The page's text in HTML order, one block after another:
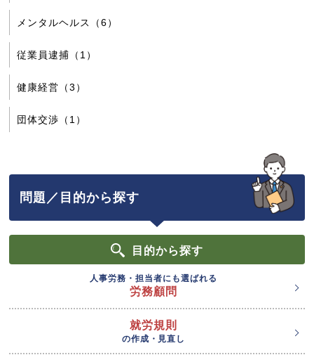
メンタルヘルス（6）
従業員逮捕（1）
健康経営（3）
団体交渉（1）
問題／目的から探す
目的から探す
人事労務・担当者にも選ばれる
労務顧問
就労規則
の作成・見直し